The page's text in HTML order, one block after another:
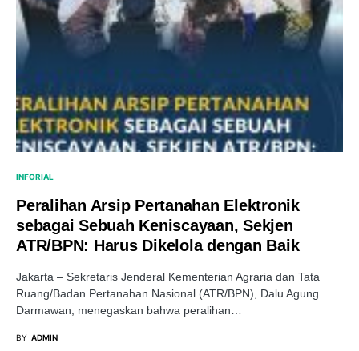
INFORIAL
Peralihan Arsip Pertanahan Elektronik
sebagai Sebuah Keniscayaan, Sekjen
ATR/BPN: Harus Dikelola dengan Baik
Jakarta – Sekretaris Jenderal Kementerian Agraria dan Tata
Ruang/Badan Pertanahan Nasional (ATR/BPN), Dalu Agung
Darmawan, menegaskan bahwa peralihan…
BY ADMIN